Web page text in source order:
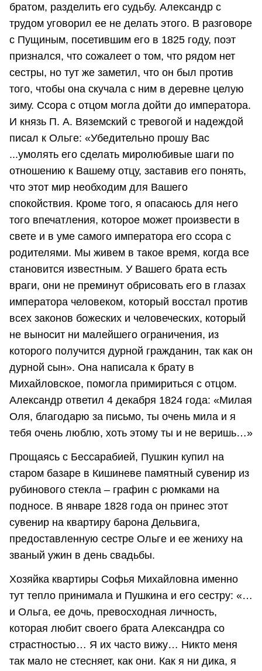
братом, разделить его судьбу. Александр с
трудом уговорил ее не делать этого. В разговоре
с Пущиным, посетившим его в 1825 году, поэт
признался, что сожалеет о том, что рядом нет
сестры, но тут же заметил, что он был против
того, чтобы она скучала с ним в деревне целую
зиму. Ссора с отцом могла дойти до императора.
И князь П. А. Вяземский с тревогой и надеждой
писал к Ольге: «Убедительно прошу Вас
...умолять его сделать миролюбивые шаги по
отношению к Вашему отцу, заставив его понять,
что этот мир необходим для Вашего
спокойствия. Кроме того, я опасаюсь для него
того впечатления, которое может произвести в
свете и в уме самого императора его ссора с
родителями. Мы живем в такое время, когда все
становится известным. У Вашего брата есть
враги, они не преминут обрисовать его в глазах
императора человеком, который восстал против
всех законов божеских и человеческих, который
не выносит ни малейшего ограничения, из
которого получится дурной гражданин, так как он
дурной сын». Она написала к брату в
Михайловское, помогла примириться с отцом.
Александр ответил 4 декабря 1824 года: «Милая
Оля, благодарю за письмо, ты очень мила и я
тебя очень люблю, хоть этому ты и не веришь…»
Прощаясь с Бессарабией, Пушкин купил на
старом базаре в Кишиневе памятный сувенир из
рубинового стекла – графин с рюмками на
подносе. В январе 1828 года он принес этот
сувенир на квартиру барона Дельвига,
предоставленную сестре Ольге и ее жениху на
званый ужин в день свадьбы.
Хозяйка квартиры Софья Михайловна именно
тут тепло принимала и Пушкина и его сестру: «…
и Ольга, ее дочь, превосходная личность,
которая любит своего брата Александра со
страстностью… Я их часто вижу… Никто меня
так мало не стесняет, как они. Как я ни дика, я